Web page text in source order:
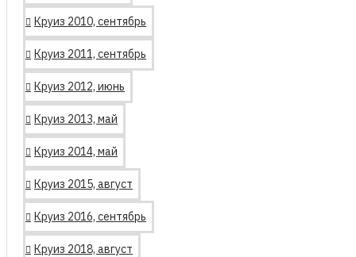
Круиз 2010, сентябрь
Круиз 2011, сентябрь
Круиз 2012, июнь
Круиз 2013, май
Круиз 2014, май
Круиз 2015, август
Круиз 2016, сентябрь
Круиз 2018, август